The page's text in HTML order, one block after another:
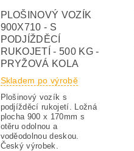
PLOŠINOVÝ VOZÍK
900X710 - S
PODJÍŽDĚCÍ
RUKOJETÍ - 500 KG -
PRYŽOVÁ KOLA
Skladem po výrobě
Plošinový vozík s
podjížděcí rukojetí. Ložná
plocha 900 x 170mm s
otěru odolnou a
voděodolnou deskou.
Český výrobek.